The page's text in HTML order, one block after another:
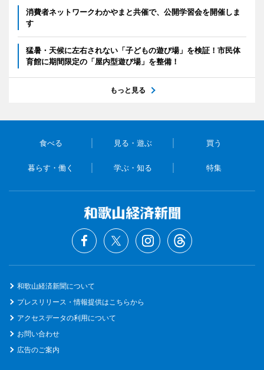
消費者ネットワークわかやまと共催で、公開学習会を開催しま
す
猛暑・天候に左右されない「子どもの遊び場」を検証！市民体
育館に期間限定の「屋内型遊び場」を整備！
もっと見る
食べる 見る・遊ぶ 買う
暮らす・働く 学ぶ・知る 特集
和歌山経済新聞について
プレスリリース・情報提供はこちらから
アクセスデータの利用について
お問い合わせ
広告のご案内